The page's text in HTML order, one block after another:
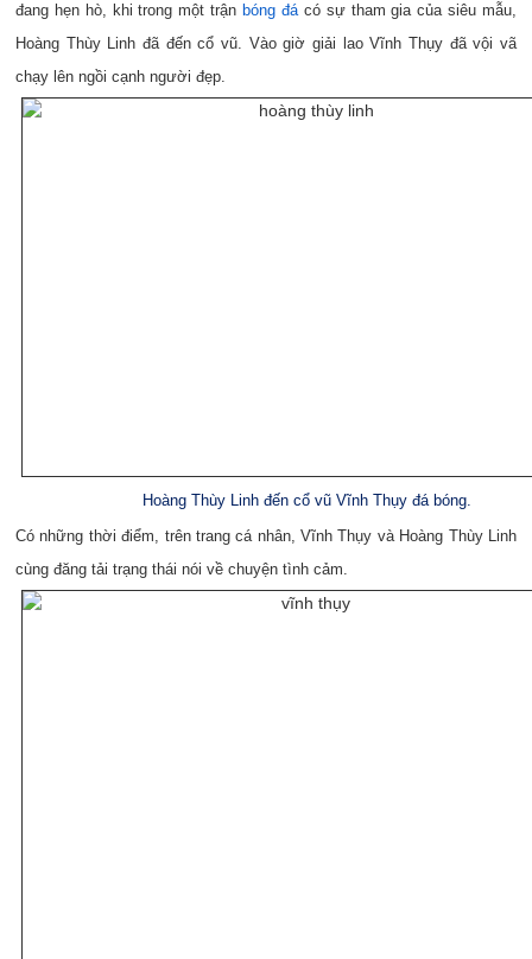
đang hẹn hò, khi trong một trận bóng đácó sự tham gia của siêu mẫu,
Hoàng Thùy Linh đã đến cổ vũ. Vào giờ giải lao Vĩnh Thụy đã vội vã
chạy lên ngồi cạnh người đẹp.
Hoàng Thùy Linh đến cổ vũ Vĩnh Thụy đá bóng.
Có những thời điểm, trên trang cá nhân, Vĩnh Thụy và Hoàng Thùy Linh
cùng đăng tải trạng thái nói về chuyện tình cảm.